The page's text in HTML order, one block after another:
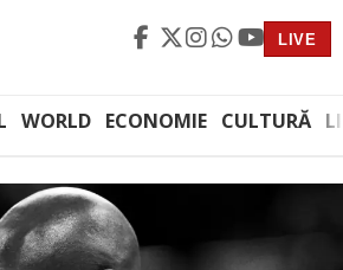
LIVE
WORLD ECONOMIE CULTURĂ